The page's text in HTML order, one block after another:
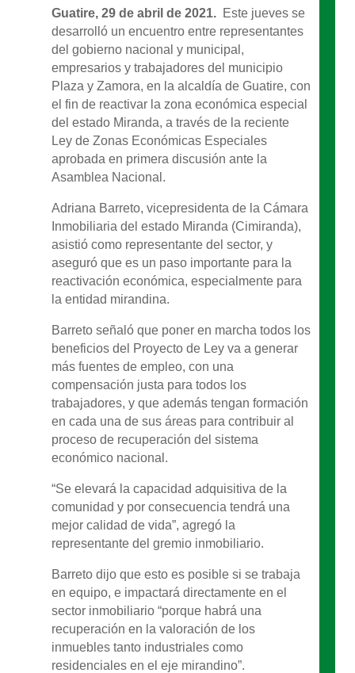
Guatire, 29de abril de 2021.
Este jueves se
desarrolló un encuentro entre representantes
del gobierno nacional y municipal,
empresarios y trabajadores del municipio
Plaza y Zamora, en la alcaldía de Guatire, con
el fin de reactivar la zona económica especial
del estado Miranda, a través de la reciente
Ley de Zonas Económicas Especiales
aprobada en primera discusión ante la
Asamblea Nacional.
Adriana Barreto, vicepresidenta de la Cámara
Inmobiliaria del estado Miranda (Cimiranda),
asistió como representante del sector, y
aseguró que es un paso importante para la
reactivación económica, especialmente para
la entidad mirandina.
Barreto señaló que poner en marcha todos los
beneficios del Proyecto de Ley va a generar
más fuentes de empleo, con una
compensación justa para todos los
trabajadores, y que además tengan formación
en cada una de sus áreas para contribuir al
proceso de recuperación del sistema
económico nacional.
“Se elevará la capacidad adquisitiva de la
comunidad y por consecuencia tendrá una
mejor calidad de vida”, agregó la
representante del gremio inmobiliario.
Barreto dijo que esto es posible si se trabaja
en equipo, e impactará directamente en el
sector inmobiliario “porque habrá una
recuperación en la valoración de los
inmuebles tanto industriales como
residenciales en el eje mirandino”.